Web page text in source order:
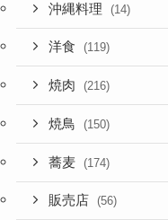
沖縄料理 (14)
洋食 (119)
焼肉 (216)
焼鳥 (150)
蕎麦 (174)
販売店 (56)